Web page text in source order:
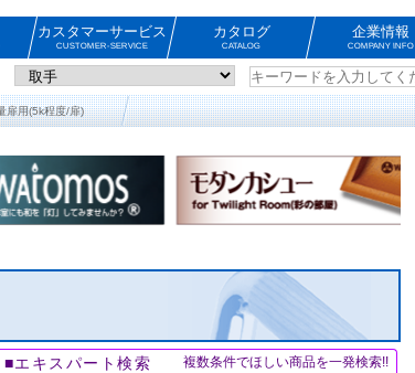
カスタマーサービス
CUSTOMER-SERVICE
カタログ
CATALOG
企業情報
COMPANY INFO
扉用(5k程度/扉)
■エキスパート検索 複数条件でほしい商品を一発検索!!